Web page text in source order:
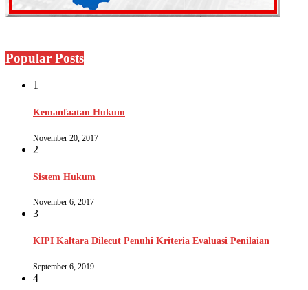
Popular Posts
1
Kemanfaatan Hukum
November 20, 2017
2
Sistem Hukum
November 6, 2017
3
KIPI Kaltara Dilecut Penuhi Kriteria Evaluasi Penilaian
September 6, 2019
4